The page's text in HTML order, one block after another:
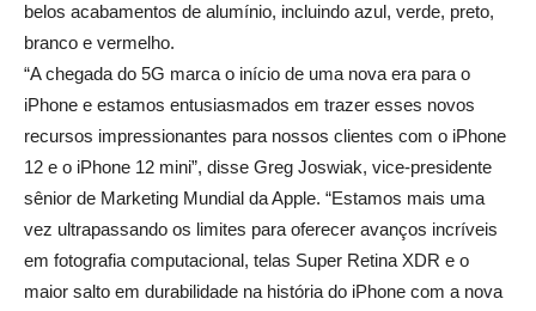
belos acabamentos de alumínio, incluindo azul, verde, preto,
branco e vermelho.
“A chegada do 5G marca o início de uma nova era para o
iPhone e estamos entusiasmados em trazer esses novos
recursos impressionantes para nossos clientes com o iPhone
12 e o iPhone 12 mini”, disse Greg Joswiak, vice-presidente
sênior de Marketing Mundial da Apple. “Estamos mais uma
vez ultrapassando os limites para oferecer avanços incríveis
em fotografia computacional, telas Super Retina XDR e o
maior salto em durabilidade na história do iPhone com a nova